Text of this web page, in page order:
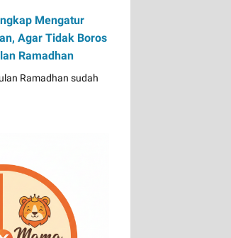
Mengatur
Agar Tidak Boros
Ramadhan
Ramadhan sudah